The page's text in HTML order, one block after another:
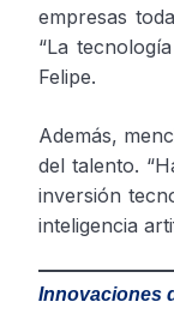
empresas
“La
Felipe.
Además,
del talento.
inversión
inteligencia
Innovaciones